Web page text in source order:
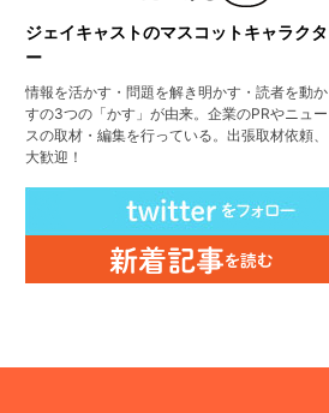
ジェイキャストのマスコットキャラクタ
ー
情報を活かす・問題を解き明かす・読者を動か
すの3つの「かす」が由来。企業のPRやニュー
スの取材・編集を行っている。出張取材依頼、
大歓迎！